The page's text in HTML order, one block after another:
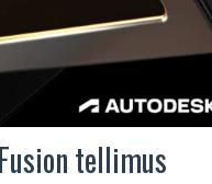
tellimus